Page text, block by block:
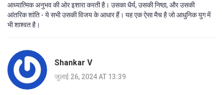
आध्यात्मिक अनुभव की ओर इशारा करती है। उसका धैर्य, उसकी निष्ठा, और उसकी
आंतरिक शांति - ये सभी उसकी विजय के आधार हैं। यह एक ऐसा मैच है जो आधुनिक युग में
भी शाश्वत है।
Shankar V
जुलाई 26, 2024 AT 13:39